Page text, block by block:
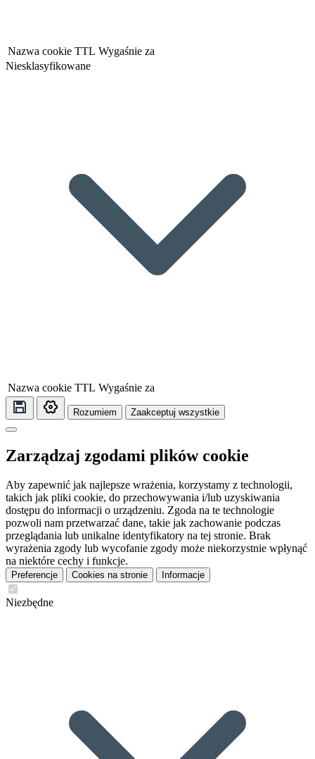
Nazwa cookie TTL Wygaśnie za
Niesklasyfikowane
Nazwa cookie TTL Wygaśnie za
Rozumiem Zaakceptuj wszystkie
Zarządzaj zgodami plików cookie
Aby zapewnić jak najlepsze wrażenia, korzystamy z technologii,
takich jak pliki cookie, do przechowywania i/lub uzyskiwania
dostępu do informacji o urządzeniu. Zgoda na te technologie
pozwoli nam przetwarzać dane, takie jak zachowanie podczas
przeglądania lub unikalne identyfikatory na tej stronie. Brak
wyrażenia zgody lub wycofanie zgody może niekorzystnie wpłynąć
na niektóre cechy i funkcje.
Preferencje Cookies na stronie Informacje
Niezbędne